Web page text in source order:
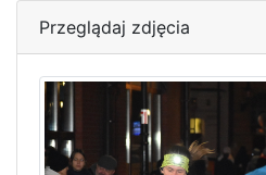
Przeglądaj zdjęcia